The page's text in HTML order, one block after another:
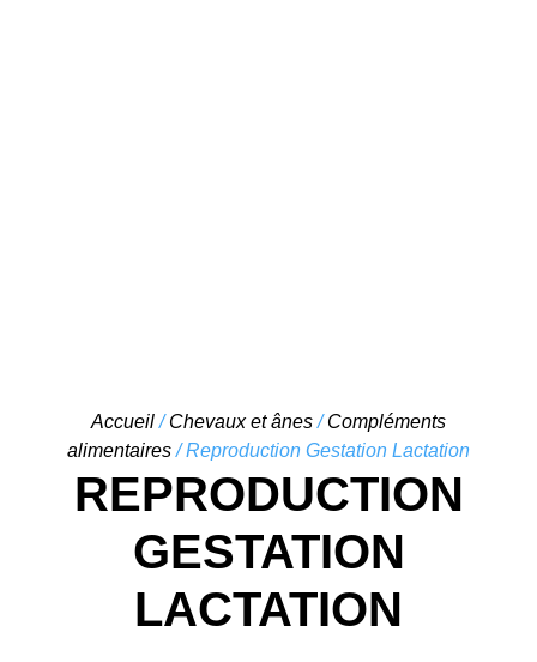
Accueil/Chevaux et ânes/Compléments
alimentaires/ Reproduction Gestation Lactation
REPRODUCTION
GESTATION
LACTATION